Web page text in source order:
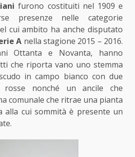
furono costituiti nel 1909 e
presenze nelle categorie
cui ambito ha anche disputato
A nella stagione 2015 – 2016.
Ottanta e Novanta, hanno
che riporta vano uno stemma
in campo bianco con due
rosse nonché un ancile che
comunale che ritrae una pianta
alla cui sommità è presente un